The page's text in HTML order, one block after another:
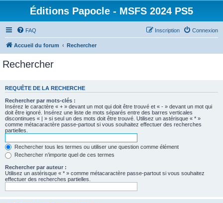
Éditions Papocle - MSFS 2024 PS5
FAQ Connexion
Inscription
Accueil du forum Rechercher
Rechercher
REQUÊTE DE LA RECHERCHE
Rechercher par mots-clés :
Insérez le caractère « + » devant un mot qui doit être trouvé et « - » devant un mot qui
doit être ignoré. Insérez une liste de mots séparés entre des barres verticales
discontinues « | » si seul un des mots doit être trouvé. Utilisez un astérisque « * »
comme métacaractère passe-partout si vous souhaitez effectuer des recherches
partielles.
Rechercher tous les termes ou utiliser une question comme élément
Rechercher n’importe quel de ces termes
Rechercher par auteur :
Utilisez un astérisque « * » comme métacaractère passe-partout si vous souhaitez
effectuer des recherches partielles.